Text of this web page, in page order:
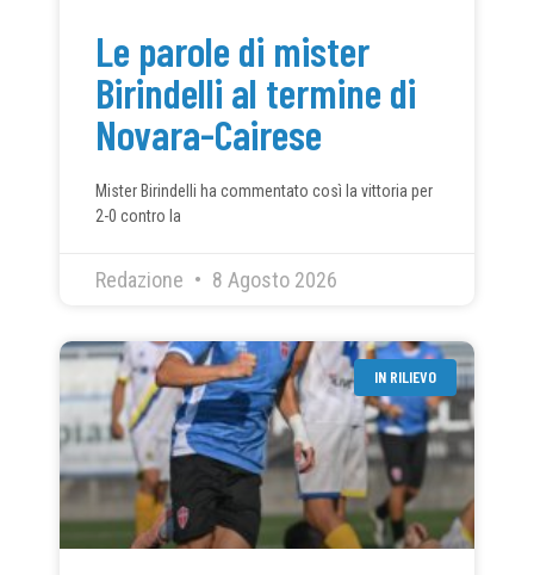
Le parole di mister
Birindelli al termine di
Novara-Cairese
Mister Birindelli ha commentato così la vittoria per
2-0 contro la
Redazione 8 Agosto 2026
IN RILIEVO